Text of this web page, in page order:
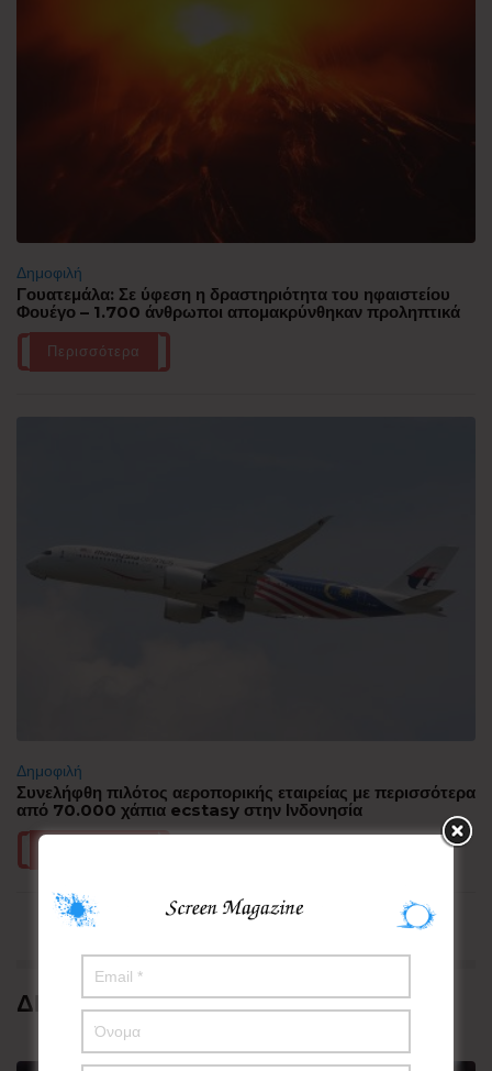
Δημοφιλή
Γουατεμάλα: Σε ύφεση η δραστηριότητα του ηφαιστείου
Φουέγο – 1.700 άνθρωποι απομακρύνθηκαν προληπτικά
Περισσότερα
Δημοφιλή
Συνελήφθη πιλότος αεροπορικής εταιρείας με περισσότερα
από 70.000 χάπια ecstasy στην Ινδονησία
ΔΗΜΟΦΙΛΗ